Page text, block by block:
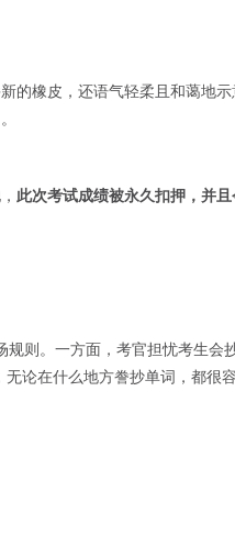
的橡皮，还语气轻柔且和蔼地
此次考试成绩被永久扣押，并且
则。一方面，考官担忧考生会
论在什么地方誊抄单词，都很